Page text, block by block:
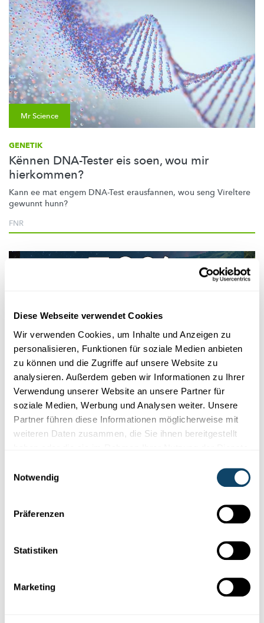
Diese Webseite verwendet Cookies
Wir verwenden Cookies, um Inhalte und Anzeigen zu
personalisieren, Funktionen für soziale Medien anbieten
zu können und die Zugriffe auf unsere Website zu
analysieren. Außerdem geben wir Informationen zu Ihrer
Verwendung unserer Website an unsere Partner für
soziale Medien, Werbung und Analysen weiter. Unsere
Partner führen diese Informationen möglicherweise mit
weiteren Daten zusammen, die Sie ihnen bereitgestellt
Notwendig
Präferenzen
Statistiken
Marketing
Mr Science
GENETIK
Kënnen DNA-Tester eis soen, wou mir
hierkommen?
Kann ee mat engem DNA-Test erausfannen, wou seng Vireltere
gewunnt hunn?
FNR
Wissenschaft in der Gesellschaft
REPRÄSENTATIVE FNR-UMFRAGE
Vertrauen der Bevölkerung in die
Wissenschaft weiter gestiegen
Wissens...